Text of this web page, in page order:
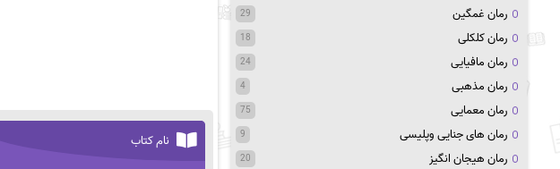
نام کتاب
رمان غمگین 29
رمان کلکلی 18
رمان مافیایی 24
رمان مذهبی 4
رمان معمایی 75
رمان های جنایی وپلیسی 9
رمان هیجان انگیز 20